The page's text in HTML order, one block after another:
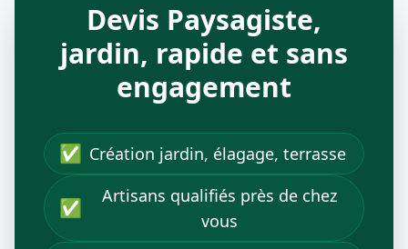
Devis Paysagiste,
jardin, rapide et sans
engagement
✅ Création jardin, élagage, terrasse
✅
Artisans qualifiés près de chez
vous